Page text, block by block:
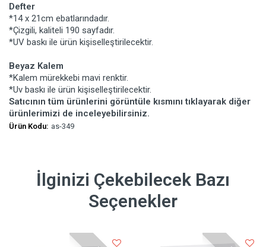
Defter
*14 x 21cm ebatlarındadır.
*Çizgili, kaliteli 190 sayfadır.
*UV baskı ile ürün kişiselleştirilecektir.
Beyaz Kalem
*Kalem mürekkebi mavi renktir.
*Uv baskı ile ürün kişiselleştirilecektir.
Satıcının tüm ürünlerini görüntüle kısmını tıklayarak diğer
ürünlerimizi de inceleyebilirsiniz.
Ürün Kodu: as-349
İlginizi Çekebilecek Bazı
Seçenekler